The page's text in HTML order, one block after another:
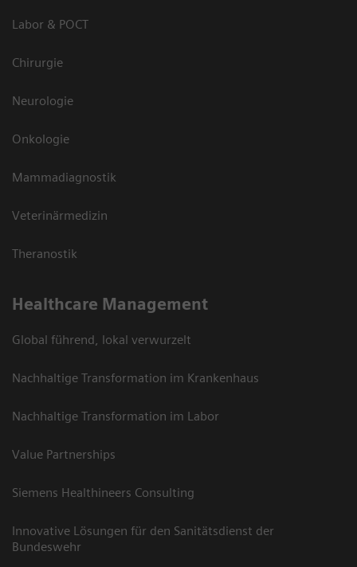
Labor & POCT
Chirurgie
Neurologie
Onkologie
Mammadiagnostik
Veterinärmedizin
Theranostik
Healthcare Management
Global führend, lokal verwurzelt
Nachhaltige Transformation im Krankenhaus
Nachhaltige Transformation im Labor
Value Partnerships
Siemens Healthineers Consulting
Innovative Lösungen für den Sanitätsdienst der
Bundeswehr